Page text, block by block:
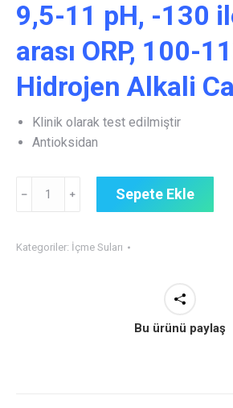
₺300,00.
9,5-11 pH, -130
arası ORP, 100-
Hidrojen Alkali
Klinik olarak test edilmiştir
Antioksidan
Alkali
﹣ ﹢ Sepete Ekle
Kategoriler: İçme Suları
Bu ürünü paylaş